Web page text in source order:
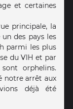
et certaines
principale, la
des pays les
parmi les plus
du VIH et par
orphelins.
notre arrêt aux
déjà été